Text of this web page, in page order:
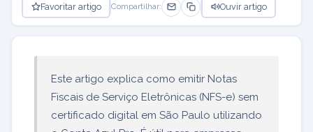
Favoritar artigo Compartilhar: Ouvir artigo
Este artigo explica como emitir Notas
Fiscais de Serviço Eletrônicas (NFS-e) sem
certificado digital em São Paulo utilizando